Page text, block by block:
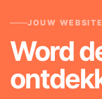
JOUW
Word